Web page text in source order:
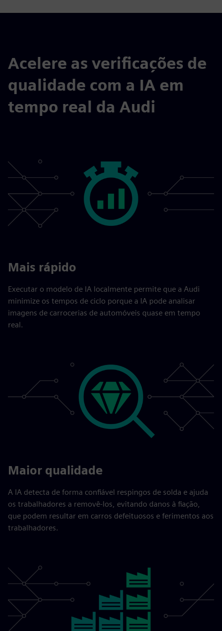
Acelere as verificações de
qualidade com a IA em
tempo real da Audi
Mais rápido
Executar o modelo de IA localmente permite que a Audi
minimize os tempos de ciclo porque a IA pode analisar
imagens de carrocerias de automóveis quase em tempo
real.
Maior qualidade
A IA detecta de forma confiável respingos de solda e ajuda
os trabalhadores a removê-los, evitando danos à fiação,
que podem resultar em carros defeituosos e ferimentos aos
trabalhadores.